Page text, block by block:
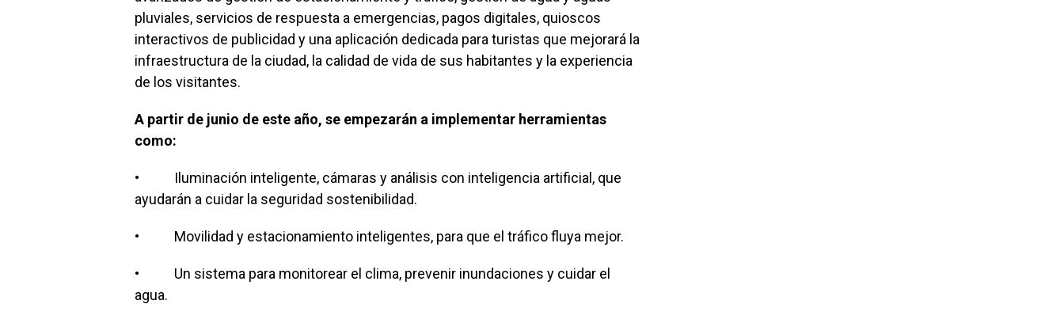
pluviales, servicios de respuesta a emergencias, pagos digitales, quioscos
interactivos de publicidad y una aplicación dedicada para turistas que mejorará la
infraestructura de la ciudad, la calidad de vida de sus habitantes y la experiencia
de los visitantes.
A partir de junio de este año, se empezarán a implementar herramientas
como:
• Iluminación inteligente, cámaras y análisis con inteligencia artificial, que
ayudarán a cuidar la seguridad sostenibilidad.
• Movilidad y estacionamiento inteligentes, para que el tráfico fluya mejor.
• Un sistema para monitorear el clima, prevenir inundaciones y cuidar el
agua.